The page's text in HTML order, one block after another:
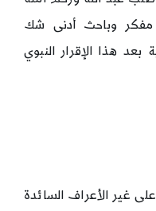
وباحث أدنى شك
هذا الإقرار النبوي
غير الأعراف السائدة